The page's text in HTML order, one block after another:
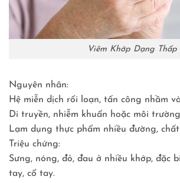
Viêm Khớp Dạng Thấp
Nguyên nhân:
Hệ miễn dịch rối loạn, tấn công nhầm
Di truyền, nhiễm khuẩn hoặc môi
Lạm dụng thực phẩm nhiều đường, chất
Triệu chứng:
Sưng, nóng, đỏ, đau ở nhiều khớp, đặc
tay, cổ tay.